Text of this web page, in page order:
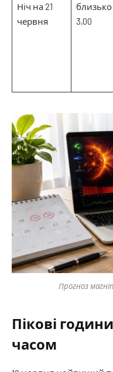
Ніч на 21
червня
близько
3,00
Прогноз
Пікові
часом